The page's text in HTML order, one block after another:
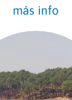
más info